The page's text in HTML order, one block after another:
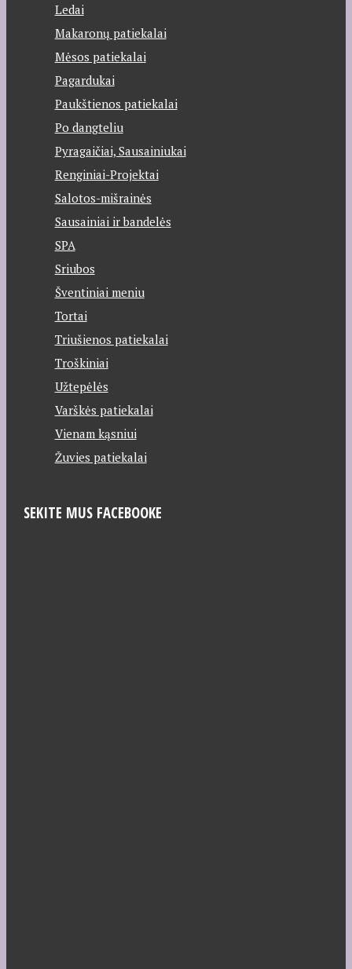
Ledai
Makaronų patiekalai
Mėsos patiekalai
Pagardukai
Paukštienos patiekalai
Po dangteliu
Pyragaičiai, Sausainiukai
Renginiai-Projektai
Salotos-mišrainės
Sausainiai ir bandelės
SPA
Sriubos
Šventiniai meniu
Tortai
Triušienos patiekalai
Troškiniai
Užtepėlės
Varškės patiekalai
Vienam kąsniui
Žuvies patiekalai
SEKITE MUS FACEBOOKE